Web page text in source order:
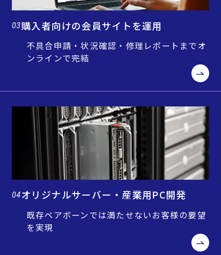
03購入者向けの会員サイトを運用
不具合申請・状況確認・修理レポートまでオ
ンラインで完結
04オリジナルサーバー・産業用PC開発
既存ベアボーンでは満たせないお客様の要望
を実現